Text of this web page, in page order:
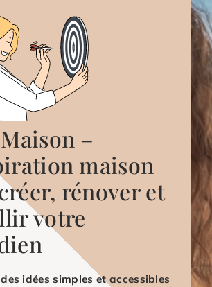
–
maison
rénover et
votre
idées simples et accessibles